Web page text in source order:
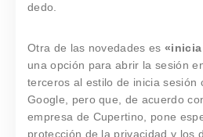
dedo.
Otra de las novedades es
una opción para abrir la sesión
terceros al estilo de inicia sesión
Google, pero que, de acuerdo
empresa de Cupertino, pone
protección de la privacidad y los